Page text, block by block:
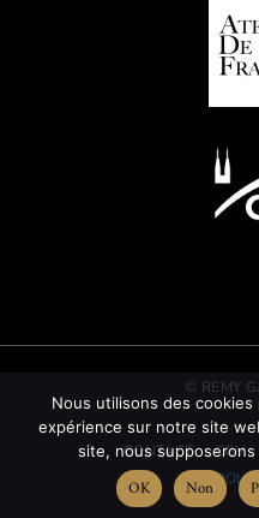
© REMY
CONTACT CGV
Nous utilisons des
expérience sur notre site
site, nous
OK Non